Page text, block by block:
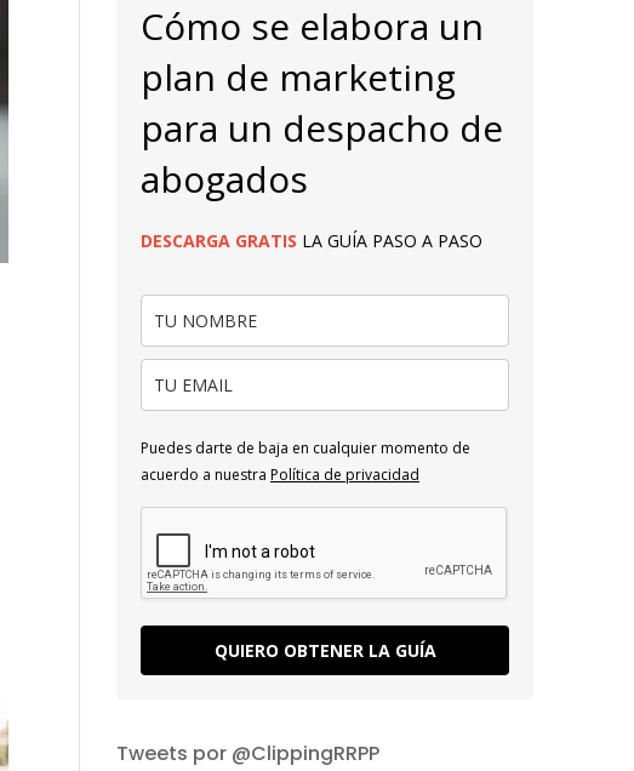
Cómo se elabora un
plan de marketing
para un despacho de
abogados
DESCARGA GRATIS LA GUÍA PASO A PASO
Puedes darte de baja en cualquier momento de
acuerdo a nuestraPolítica de privacidad
QUIERO OBTENER LA GUÍA
Tweets por @ClippingRRPP